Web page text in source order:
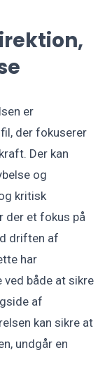
er
der fokuserer
Der kan
og
kritisk
der et fokus på
driften af
har
ved både at sikre
af
kan sikre at
undgår en